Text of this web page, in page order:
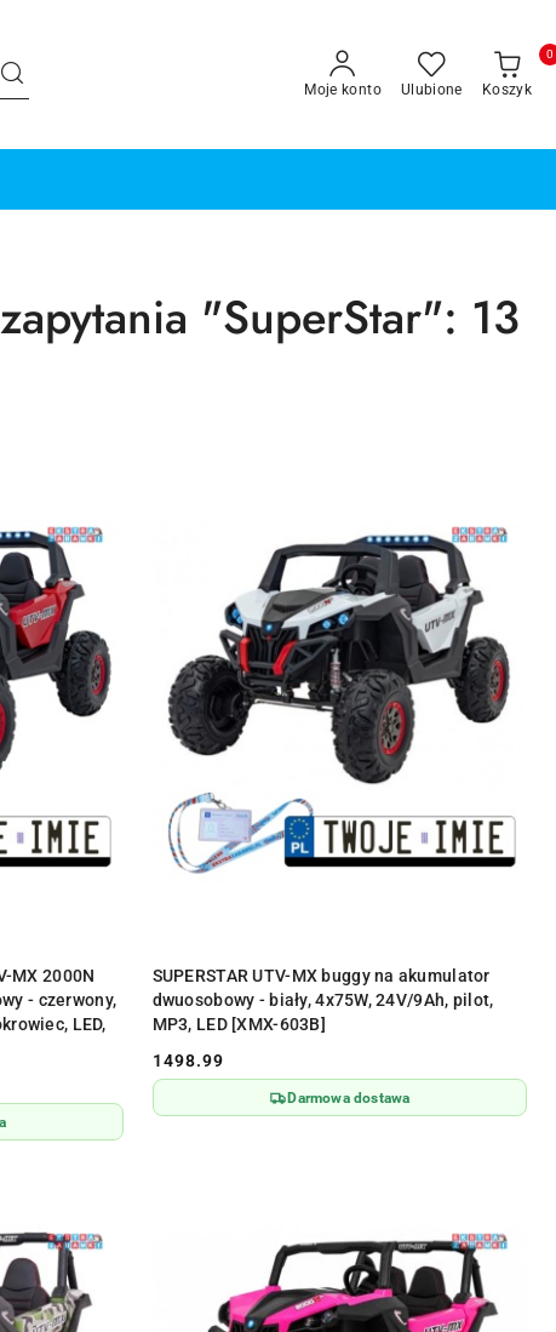
Moje konto Ulubione Koszyk
0
"SuperStar": 13
MX 2000N
- czerwony,
LED,
SUPERSTAR UTV-MX buggy na akumulator
dwuosobowy - biały, 4x75W, 24V/9Ah, pilot,
MP3, LED [XMX-603B]
Cena:
1498.99
Darmowa dostawa
PRODUKT NIEDOSTĘPNY